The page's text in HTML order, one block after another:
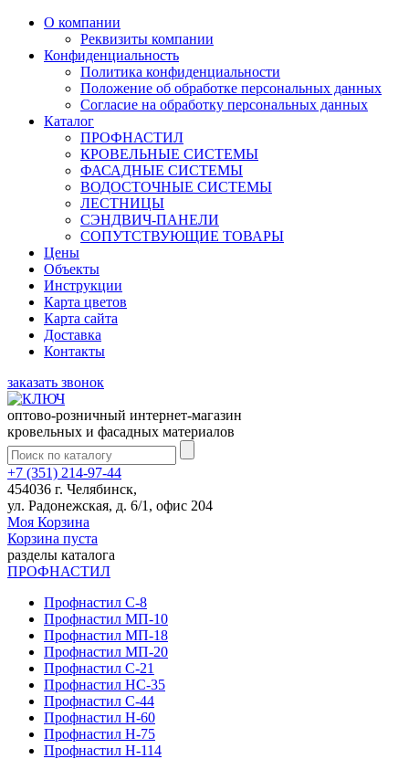
О компании
Реквизиты компании
Конфиденциальность
Политика конфиденциальности
Положение об обработке персональных данных
Согласие на обработку персональных данных
Каталог
ПРОФНАСТИЛ
КРОВЕЛЬНЫЕ СИСТЕМЫ
ФАСАДНЫЕ СИСТЕМЫ
ВОДОСТОЧНЫЕ СИСТЕМЫ
ЛЕСТНИЦЫ
СЭНДВИЧ-ПАНЕЛИ
СОПУТСТВУЮЩИЕ ТОВАРЫ
Цены
Объекты
Инструкции
Карта цветов
Карта сайта
Доставка
Контакты
заказать звонок
оптово-розничный интернет-магазин
кровельных и фасадных материалов
+7 (351) 214-97-44
454036 г. Челябинск,
ул. Радонежская, д. 6/1, офис 204
Моя Корзина
Корзина пуста
разделы каталога
ПРОФНАСТИЛ
Профнастил С-8
Профнастил МП-10
Профнастил МП-18
Профнастил МП-20
Профнастил С-21
Профнастил НС-35
Профнастил С-44
Профнастил Н-60
Профнастил Н-75
Профнастил Н-114